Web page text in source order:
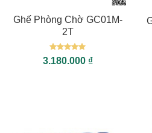
Ghế Phòng Chờ GC01M-
2T
Được xếp
hạng55
3.180.000 ₫